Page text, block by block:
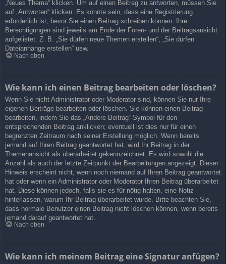
„Neues Thema“ klicken. Um auf einen Beitrag zu antworten, müssen Sie
auf „Antworten“ klicken. Es könnte sein, dass eine Registrierung
erforderlich ist, bevor Sie einen Beitrag schreiben können. Ihre
Berechtigungen sind jeweils am Ende der Foren- und der Beitragsansicht
aufgelistet. Z. B. „Sie dürfen neue Themen erstellen“, „Sie dürfen
Dateianhänge erstellen“ usw.
Nach oben
Wie kann ich einen Beitrag bearbeiten oder löschen?
Wenn Sie nicht Administrator oder Moderator sind, können Sie nur Ihre
eigenen Beiträge bearbeiten oder löschen. Sie können einen Beitrag
bearbeiten, indem Sie das „Ändere Beitrag“-Symbol für den
entsprechenden Beitrag anklicken; eventuell ist dies nur für einen
begrenzten Zeitraum nach seiner Erstellung möglich. Wenn bereits
jemand auf Ihren Beitrag geantwortet hat, wird Ihr Beitrag in der
Themenansicht als überarbeitet gekennzeichnet. Es wird sowohl die
Anzahl als auch der letzte Zeitpunkt der Bearbeitungen angezeigt. Dieser
Hinweis erscheint nicht, wenn noch niemand auf Ihren Beitrag geantwortet
hat oder wenn ein Administrator oder Moderator Ihren Beitrag überarbeitet
hat. Diese können jedoch, falls sie es für nötig halten, eine Notiz
hinterlassen, warum Ihr Beitrag überarbeitet wurde. Bitte beachten Sie,
dass normale Benutzer einen Beitrag nicht löschen können, wenn bereits
jemand darauf geantwortet hat.
Nach oben
Wie kann ich meinem Beitrag eine Signatur anfügen?